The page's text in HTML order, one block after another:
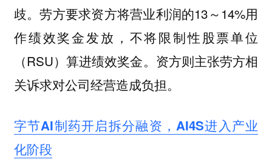
歧。劳方要求资方将营业利润的13～14%用
作绩效奖金发放，不将限制性股票单位
（RSU）算进绩效奖金。资方则主张劳方相
关诉求对公司经营造成负担。
字节AI制药开启拆分融资，AI4S进入产业
化阶段